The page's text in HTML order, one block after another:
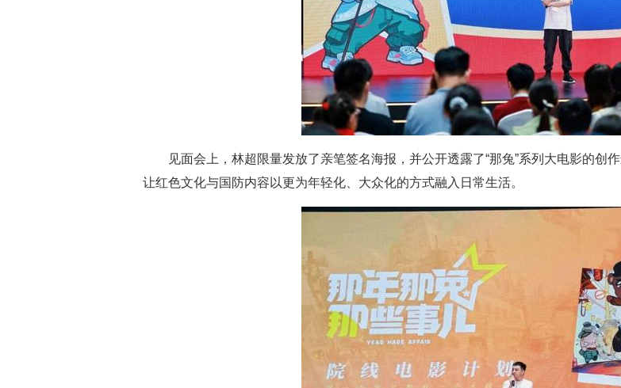
见面会上，林超限量发放了亲笔签名海报，并公开透露了“那兔”系列大电影的创
让红色文化与国防内容以更为年轻化、大众化的方式融入日常生活。